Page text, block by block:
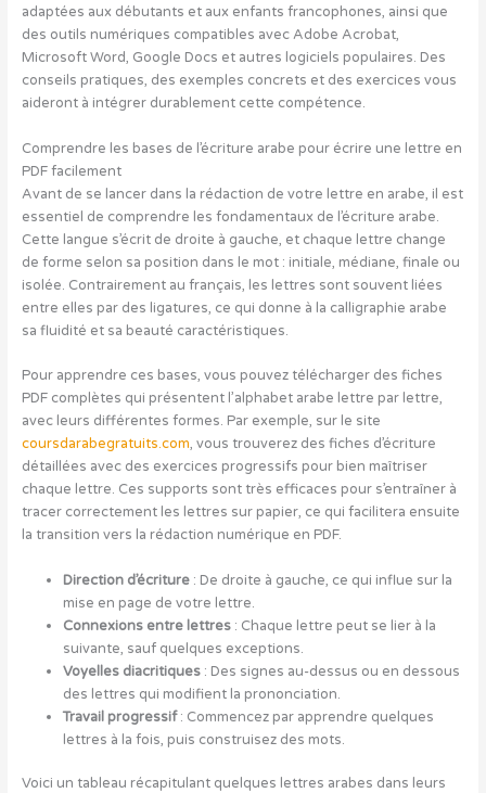
adaptées aux débutants et aux enfants francophones, ainsi que
des outils numériques compatibles avec Adobe Acrobat,
Microsoft Word, Google Docs et autres logiciels populaires. Des
conseils pratiques, des exemples concrets et des exercices vous
aideront à intégrer durablement cette compétence.
Comprendre les bases de l’écriture arabe pour écrire une lettre en
PDF facilement
Avant de se lancer dans la rédaction de votre lettre en arabe, il est
essentiel de comprendre les fondamentaux de l’écriture arabe.
Cette langue s’écrit de droite à gauche, et chaque lettre change
de forme selon sa position dans le mot : initiale, médiane, finale ou
isolée. Contrairement au français, les lettres sont souvent liées
entre elles par des ligatures, ce qui donne à la calligraphie arabe
sa fluidité et sa beauté caractéristiques.
Pour apprendre ces bases, vous pouvez télécharger des fiches
PDF complètes qui présentent l’alphabet arabe lettre par lettre,
avec leurs différentes formes. Par exemple, sur le site
coursdarabegratuits.com, vous trouverez des fiches d’écriture
détaillées avec des exercices progressifs pour bien maîtriser
chaque lettre. Ces supports sont très efficaces pour s’entraîner à
tracer correctement les lettres sur papier, ce qui facilitera ensuite
la transition vers la rédaction numérique en PDF.
Direction d’écriture: De droite à gauche, ce qui influe sur la
mise en page de votre lettre.
Connexions entre lettres: Chaque lettre peut se lier à la
suivante, sauf quelques exceptions.
Voyelles diacritiques: Des signes au-dessus ou en dessous
des lettres qui modifient la prononciation.
Travail progressif: Commencez par apprendre quelques
lettres à la fois, puis construisez des mots.
Voici un tableau récapitulant quelques lettres arabes dans leurs